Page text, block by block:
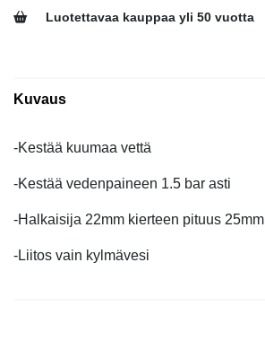
Luotettavaa kauppaa yli 50 vuotta
Kuvaus
-Kestää kuumaa vettä
-Kestää vedenpaineen 1.5 bar asti
-Halkaisija 22mm kierteen pituus 25mm
-Liitos vain kylmävesi